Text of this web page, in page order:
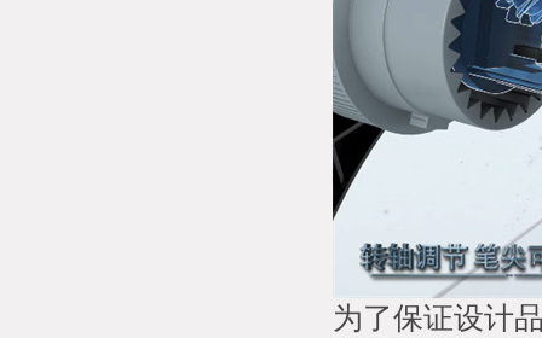
为了保证设计